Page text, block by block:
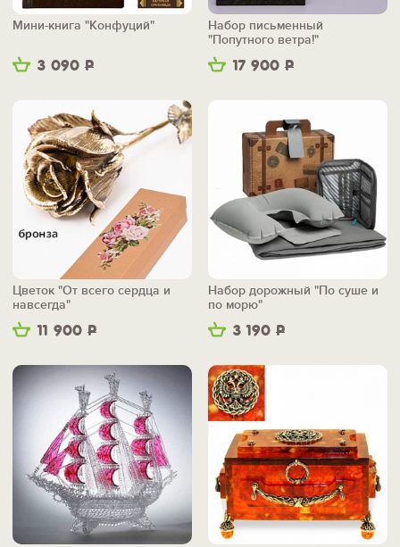
3 090 Р
Мини-книга "Конфуций"
17 900 Р
Набор письменный
"Попутного ветра!"
11 900 Р
Цветок "От всего сердца и
навсегда"
3 190 Р
Набор дорожный "По суше и
по морю"